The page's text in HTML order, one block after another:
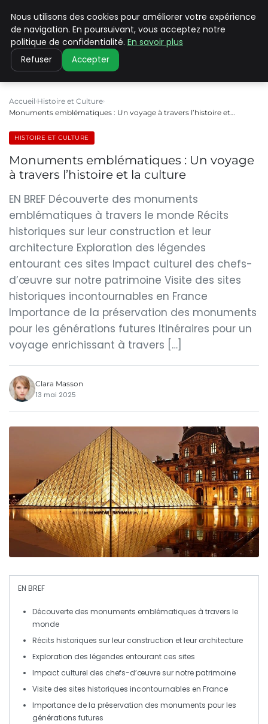
PILAT PATRIMOINES
Accueil Histoire et Culture
Monuments emblématiques : Un voyage à travers l’histoire et…
HISTOIRE ET CULTURE
Monuments emblématiques : Un voyage
à travers l’histoire et la culture
EN BREF Découverte des monuments
emblématiques à travers le monde Récits
historiques sur leur construction et leur
architecture Exploration des légendes
entourant ces sites Impact culturel des chefs-
d’œuvre sur notre patrimoine Visite des sites
historiques incontournables en France
Importance de la préservation des monuments
pour les générations futures Itinéraires pour un
voyage enrichissant à travers […]
Clara Masson
13 mai 2025
EN BREF
Découverte des monuments emblématiques à travers le
monde
Récits historiques sur leur construction et leur architecture
Exploration des légendes entourant ces sites
Impact culturel des chefs-d’œuvre sur notre patrimoine
Visite des sites historiques incontournables en France
Importance de la préservation des monuments pour les
générations futures
Nous utilisons des cookies pour améliorer votre expérience
de navigation. En poursuivant, vous acceptez notre
politique de confidentialité. En savoir plus
Refuser Accepter